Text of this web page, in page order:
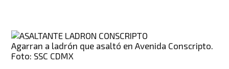
Agarran a ladrón que asaltó en Avenida Conscripto.
Foto: SSC CDMX